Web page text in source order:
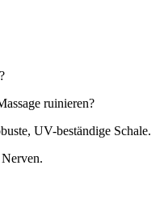
ruinieren?
UV-beständige Schale.